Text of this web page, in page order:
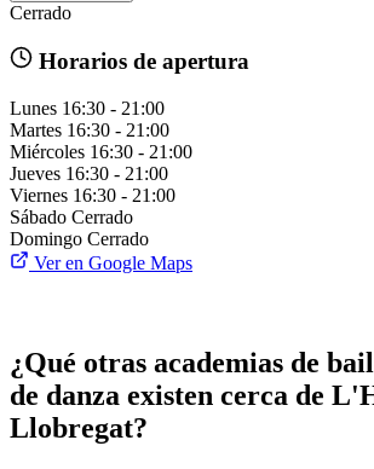
Cerrado
Horarios de apertura
Lunes 16:30 - 21:00
Martes 16:30 - 21:00
Miércoles 16:30 - 21:00
Jueves 16:30 - 21:00
Viernes 16:30 - 21:00
Sábado Cerrado
Domingo Cerrado
Ver en Google Maps
¿Qué otras academias de
de danza existen cerca de
Llobregat?